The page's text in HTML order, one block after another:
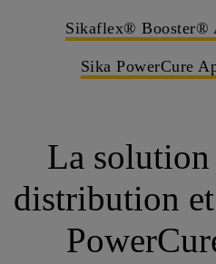
Sikaflex® Booster®
Sika PowerCure
La
distribution